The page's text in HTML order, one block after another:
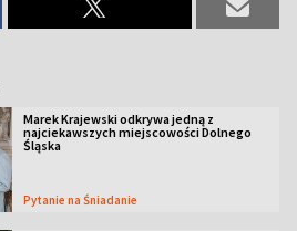
Marek Krajewski odkrywa jedną z
najciekawszych miejscowości Dolnego
Śląska
Pytanie na Śniadanie